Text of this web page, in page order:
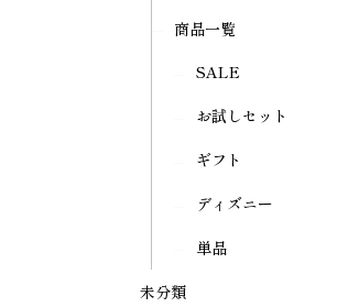
商品一覧
SALE
お試しセット
ギフト
ディズニー
単品
未分類